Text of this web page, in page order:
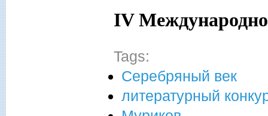
IV
Tags:
Серебряный век
литературный